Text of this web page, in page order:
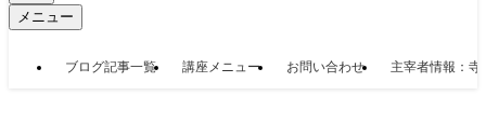
メニュー
ブログ記事一覧 講座メニュー お問い合わせ 主宰者情報：寺